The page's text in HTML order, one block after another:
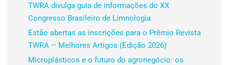
TWRA divulga guia de informações do XX
Congresso Brasileiro de Limnologia
Estão abertas as inscrições para o Prêmio Revista
TWRA – Melhores Artigos (Edição 2026)
Microplásticos e o futuro do agronegócio: os